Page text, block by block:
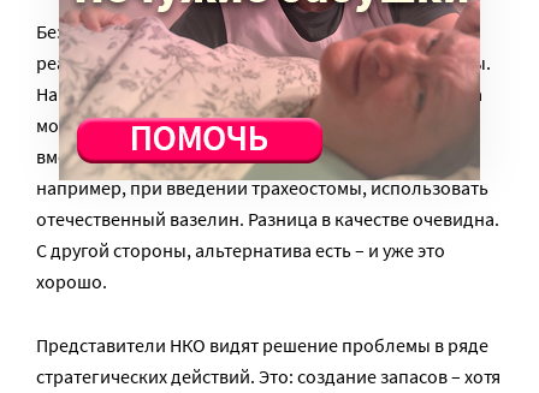
Безусловно, отечественные аналоги средств
реабилитации, многих лекарств есть и они доступны.
Например, говорит Лида Мониава, вместо нурофена
можно давать копеечный толченый парацетамол. А
вместо геля катаджель, который используется,
например, при введении трахеостомы, использовать
отечественный вазелин. Разница в качестве очевидна.
С другой стороны, альтернатива есть – и уже это
хорошо.
Представители НКО видят решение проблемы в ряде
стратегических действий. Это: создание запасов – хотя